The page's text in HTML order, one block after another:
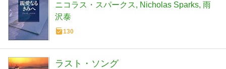
ニコラス・スパークス Nicholas Sparks 雨
沢泰
130
ラスト・ソング